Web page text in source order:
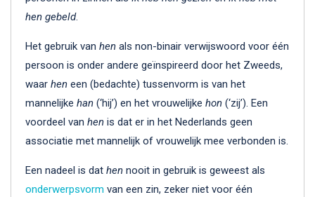
hen gebeld.
Het gebruik van hen als non-binair verwijswoord voor één
persoon is onder andere geïnspireerd door het Zweeds,
waar hen een (bedachte) tussenvorm is van het
mannelijke han (‘hij’) en het vrouwelijke hon (‘zij’). Een
voordeel van hen is dat er in het Nederlands geen
associatie met mannelijk of vrouwelijk mee verbonden is.
Een nadeel is dat hen nooit in gebruik is geweest als
onderwerpsvorm van een zin, zeker niet voor één